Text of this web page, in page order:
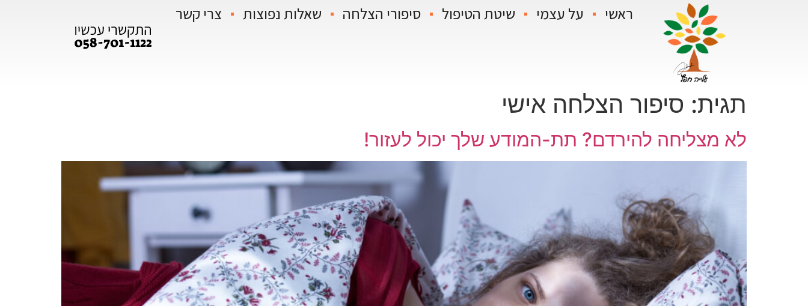
ראשי על עצמי שיטת הטיפול סיפורי הצלחה שאלות נפוצות צרי קשר
תגית: סיפור הצלחה אישי
לא מצליחה להירדם? תת-המודע שלך יכול לעזור!